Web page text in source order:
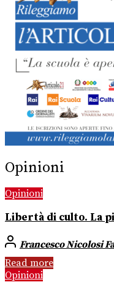
Opinioni
Opinioni
Libertà di culto. La
Francesco Nicolosi
Read more
Opinioni